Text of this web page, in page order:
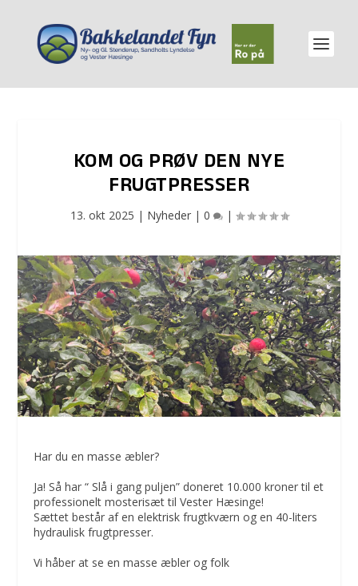
KOM OG PRØV DEN NYE
FRUGTPRESSER
13. okt 2025 | Nyheder| 0 |
Har du en masse æbler?
Ja! Så har “ Slå i gang puljen” doneret 10.000 kroner til et
professionelt mosterisæt til Vester Hæsinge!
Sættet består af en elektrisk frugtkværn og en 40-liters
hydraulisk frugtpresser.
Vi håber at se en masse æbler og folk